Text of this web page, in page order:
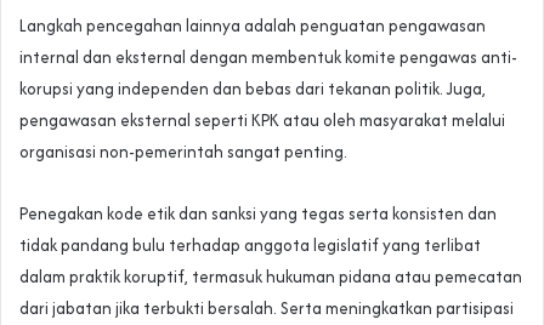
Langkah pencegahan lainnya adalah penguatan pengawasan
internal dan eksternal dengan membentuk komite pengawas anti-
korupsi yang independen dan bebas dari tekanan politik. Juga,
pengawasan eksternal seperti KPK atau oleh masyarakat melalui
organisasi non-pemerintah sangat penting.
Penegakan kode etik dan sanksi yang tegas serta konsisten dan
tidak pandang bulu terhadap anggota legislatif yang terlibat
dalam praktik koruptif, termasuk hukuman pidana atau pemecatan
dari jabatan jika terbukti bersalah. Serta meningkatkan partisipasi